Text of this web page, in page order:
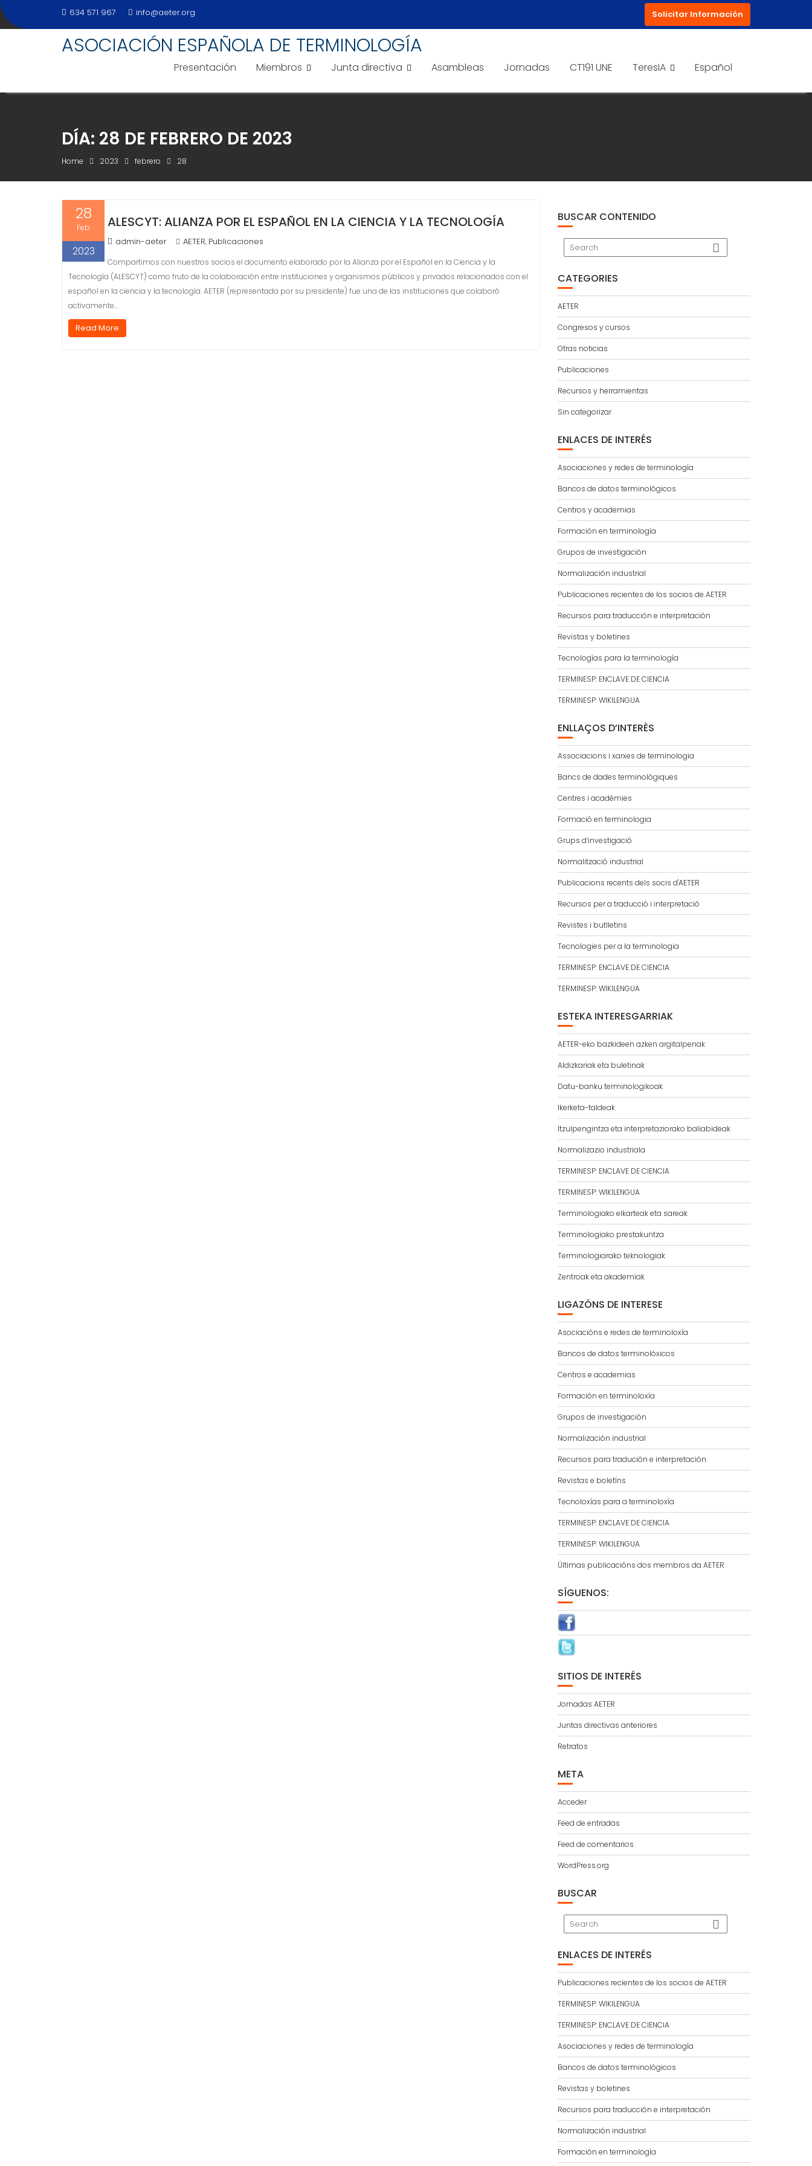
Skip
to
634 571 967 info@aeter.org Solicitar Información
ASOCIACIÓN ESPAÑOLA DE TERMINOLOGÍA
Presentación Miembros Junta directiva Asambleas Jornadas CT191 UNE TeresIA Español
DÍA: 28 DE FEBRERO DE 2023
Home 2023 febrero 28
28
Feb
2023
ALESCYT: ALIANZA POR EL ESPAÑOL EN LA CIENCIA Y LA TECNOLOGÍA
admin-aeter AETER, Publicaciones
Compartimos con nuestros socios el documento elaborado por la Alianza por el Español en la Ciencia y la
Tecnología (ALESCYT) como fruto de la colaboración entre instituciones y organismos públicos y privados relacionados con el
español en la ciencia y la tecnología. AETER (representada por su presidente) fue una de las instituciones que colaboró
activamente…
Read More
BUSCAR CONTENIDO
CATEGORIES
AETER
Congresos y cursos
Otras noticias
Publicaciones
Recursos y herramientas
Sin categorizar
ENLACES DE INTERÉS
Asociaciones y redes de terminología
Bancos de datos terminológicos
Centros y academias
Formación en terminología
Grupos de investigación
Normalización industrial
Publicaciones recientes de los socios de AETER
Recursos para traducción e interpretación
Revistas y boletines
Tecnologías para la terminología
TERMINESP: ENCLAVE DE CIENCIA
TERMINESP: WIKILENGUA
ENLLAÇOS D’INTERÈS
Associacions i xarxes de terminologia
Bancs de dades terminològiques
Centres i acadèmies
Formació en terminologia
Grups d’investigació
Normalització industrial
Publicacions recents dels socis d'AETER
Recursos per a traducció i interpretació
Revistes i butlletins
Tecnologies per a la terminologia
TERMINESP: ENCLAVE DE CIENCIA
TERMINESP: WIKILENGUA
ESTEKA INTERESGARRIAK
AETER-eko bazkideen azken argitalpenak
Aldizkariak eta buletinak
Datu-banku terminologikoak
Ikerketa-taldeak
Itzulpengintza eta interpretaziorako baliabideak
Normalizazio industriala
TERMINESP: ENCLAVE DE CIENCIA
TERMINESP: WIKILENGUA
Terminologiako elkarteak eta sareak
Terminologiako prestakuntza
Terminologiarako teknologiak
Zentroak eta akademiak
LIGAZÓNS DE INTERESE
Asociacións e redes de terminoloxía
Bancos de datos terminolóxicos
Centros e academias
Formación en terminoloxía
Grupos de investigación
Normalización industrial
Recursos para tradución e interpretación
Revistas e boletíns
Tecnoloxías para a terminoloxía
TERMINESP: ENCLAVE DE CIENCIA
TERMINESP: WIKILENGUA
Últimas publicacións dos membros da AETER
SÍGUENOS:
SITIOS DE INTERÉS
Jornadas AETER
Juntas directivas anteriores
Retratos
META
Acceder
Feed de entradas
Feed de comentarios
WordPress.org
BUSCAR
ENLACES DE INTERÉS
Publicaciones recientes de los socios de AETER
TERMINESP: WIKILENGUA
TERMINESP: ENCLAVE DE CIENCIA
Asociaciones y redes de terminología
Bancos de datos terminológicos
Revistas y boletines
Recursos para traducción e interpretación
Normalización industrial
Formación en terminología